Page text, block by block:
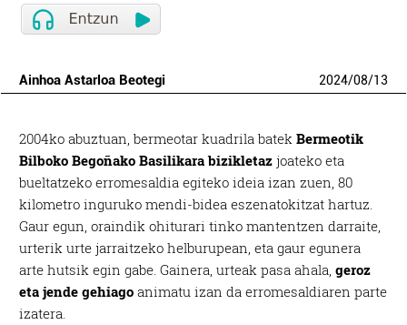
Ainhoa Astarloa Beotegi 2024/08/13
2004ko abuztuan, bermeotar kuadrila batekBermeotik
Bilboko Begoñako Basilikara bizikletaz joateko eta
bueltatzeko erromesaldia egiteko ideia izan zuen, 80
kilometro inguruko mendi-bidea eszenatokitzat hartuz.
Gaur egun, oraindik ohiturari tinko mantentzen darraite,
urterik urte jarraitzeko helburupean, eta gaur egunera
arte hutsik egin gabe. Gainera, urteak pasa ahala,geroz
eta jende gehiago animatu izan da erromesaldiaren parte
izatera.